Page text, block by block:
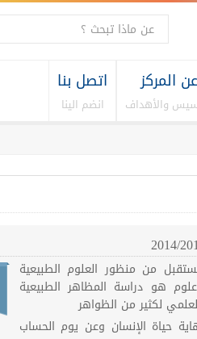
عن المركز
والأهداف
اتصل بنا
انضم الينا
من منظور العلوم الطبيعية
هو دراسة المظاهر الطبيعية
لكثير من الظواهر
حياة الإنسان وعن يوم الحساب